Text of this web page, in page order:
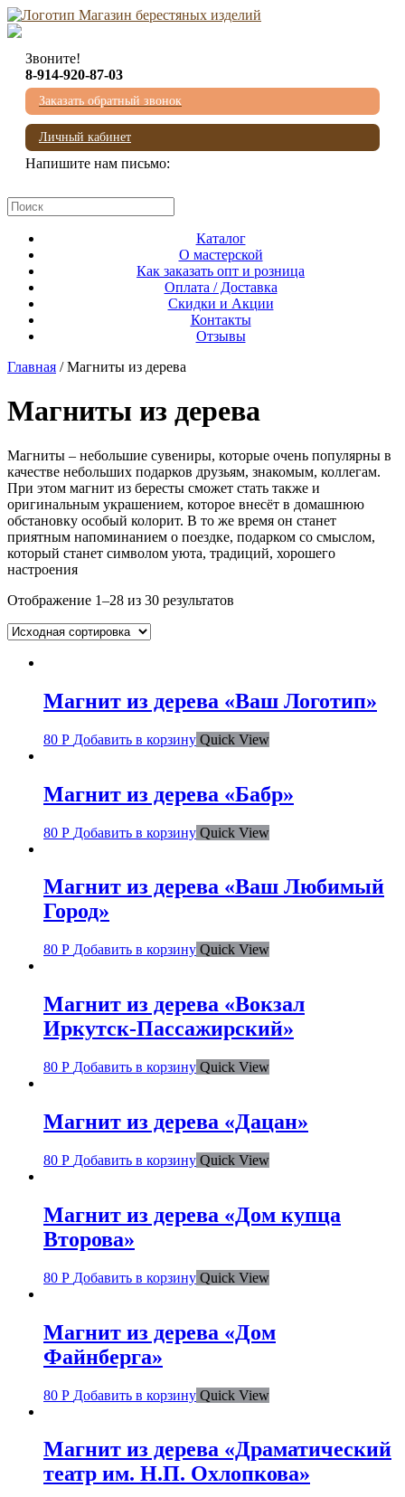
Звоните!
8-914-920-87-03
Заказать обратный звонок
Личный кабинет
Напишите нам письмо:
Каталог
О мастерской
Как заказать опт и розница
Оплата / Доставка
Скидки и Акции
Контакты
Отзывы
Главная / Магниты из дерева
Магниты из дерева
Магниты – небольшие сувениры, которые очень популярны в
качестве небольших подарков друзьям, знакомым, коллегам.
При этом магнит из бересты сможет стать также и
оригинальным украшением, которое внесёт в домашнюю
обстановку особый колорит. В то же время он станет
приятным напоминанием о поездке, подарком со смыслом,
который станет символом уюта, традиций, хорошего
настроения
Отображение 1–28 из 30 результатов
Магнит из дерева «Ваш Логотип»
80 Р Добавить в корзину Quick View
Магнит из дерева «Бабр»
80 Р Добавить в корзину Quick View
Магнит из дерева «Ваш Любимый
Город»
80 Р Добавить в корзину Quick View
Магнит из дерева «Вокзал
Иркутск-Пассажирский»
80 Р Добавить в корзину Quick View
Магнит из дерева «Дацан»
80 Р Добавить в корзину Quick View
Магнит из дерева «Дом купца
Второва»
80 Р Добавить в корзину Quick View
Магнит из дерева «Дом
Файнберга»
80 Р Добавить в корзину Quick View
Магнит из дерева «Драматический
театр им. Н.П. Охлопкова»